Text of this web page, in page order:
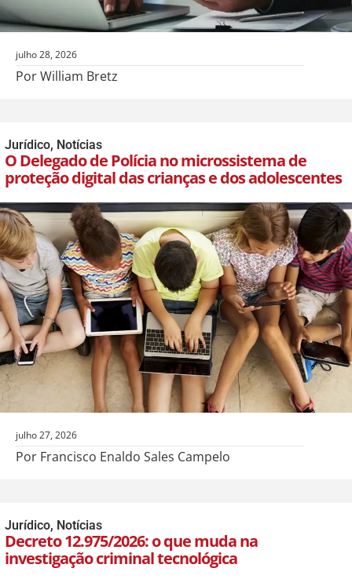
julho 28, 2026
Por William Bretz
Jurídico, Notícias
O Delegado de Polícia no microssistema de
proteção digital das crianças e dos adolescentes
julho 27, 2026
Por Francisco Enaldo Sales Campelo
Jurídico, Notícias
Decreto 12.975/2026: o que muda na
investigação criminal tecnológica